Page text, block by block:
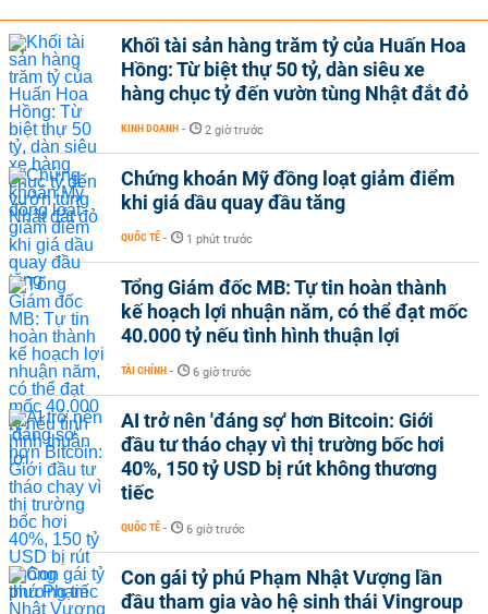
Khối tài sản hàng trăm tỷ của Huấn Hoa
Hồng: Từ biệt thự 50 tỷ, dàn siêu xe
hàng chục tỷ đến vườn tùng Nhật đắt đỏ
KINH DOANH - 2 giờ trước
Chứng khoán Mỹ đồng loạt giảm điểm
khi giá dầu quay đầu tăng
QUỐC TẾ - 1 phút trước
Tổng Giám đốc MB: Tự tin hoàn thành
kế hoạch lợi nhuận năm, có thể đạt mốc
40.000 tỷ nếu tình hình thuận lợi
TÀI CHÍNH - 6 giờ trước
AI trở nên 'đáng sợ' hơn Bitcoin: Giới
đầu tư tháo chạy vì thị trường bốc hơi
40%, 150 tỷ USD bị rút không thương
tiếc
QUỐC TẾ - 6 giờ trước
Con gái tỷ phú Phạm Nhật Vượng lần
đầu tham gia vào hệ sinh thái Vingroup